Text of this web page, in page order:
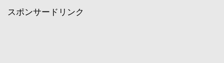
スポンサードリンク